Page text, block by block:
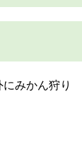
みかん狩り